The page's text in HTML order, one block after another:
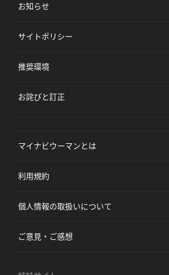
お知らせ
サイトポリシー
推奨環境
お詫びと訂正
マイナビウーマンとは
利用規約
個人情報の取扱いについて
ご意見・ご感想